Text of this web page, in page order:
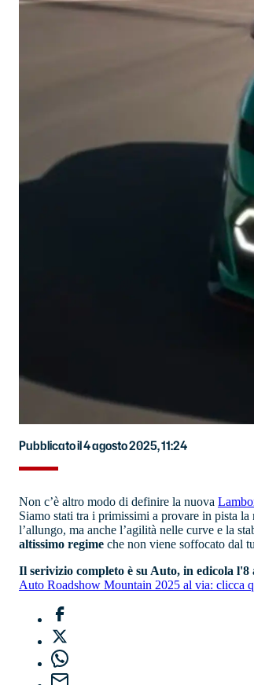
Pubblicato il 4 agosto 2025, 11:24
Non c’è altro modo di definire la nuova
Siamo stati tra i primissimi a provare in pista
l’allungo, ma anche l’agilità nelle curve e la
altissimo regime che non viene soffocato dal
Il serivizio completo è su Auto, in edicola l'8
Auto Roadshow Mountain 2025 al via: clicca